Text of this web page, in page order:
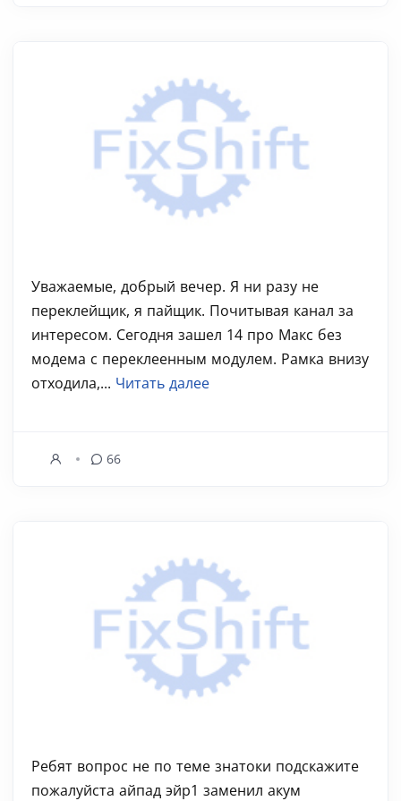
Уважаемые, добрый вечер. Я ни разу не
переклейщик, я пайщик. Почитывая канал за
интересом. Сегодня зашел 14 про Макс без
модема с переклеенным модулем. Рамка внизу
отходила,... Читать далее
66
Ребят вопрос не по теме знатоки подскажите
пожалуйста айпад эйр1 заменил акум